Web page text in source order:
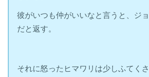
彼がいつも仲がいいなと言うと、ジ
だと返す。
それに怒ったヒマワリは少しふてく